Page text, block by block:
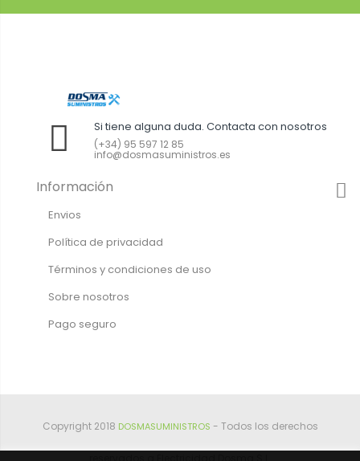
Si tiene alguna duda. Contacta con nosotros
(+34) 95 597 12 85
info@dosmasuministros.es
Información
Envios
Política de privacidad
Términos y condiciones de uso
Sobre nosotros
Pago seguro
Copyright 2018 DOSMASUMINISTROS - Todos los derechos